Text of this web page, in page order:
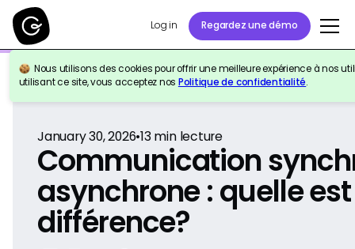
Log in Regardez une démo
Nous utilisons des cookies pour offrir une meilleure expérience à nos
utilisant ce site, vous acceptez nos Politique de confidentialité.
Retour à la référence
January 30, 2026•13min lecture
Communication
asynchrone : quelle
différence?